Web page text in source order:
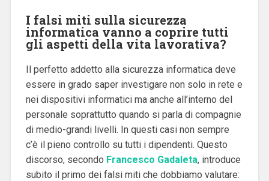
I falsi miti sulla sicurezza
informatica vanno a coprire tutti
gli aspetti della vita lavorativa?
Il perfetto addetto alla sicurezza informatica deve
essere in grado saper investigare non solo in rete e
nei dispositivi informatici ma anche all’interno del
personale soprattutto quando si parla di compagnie
di medio-grandi livelli. In questi casi non sempre
c’è il pieno controllo su tutti i dipendenti. Questo
discorso, secondo Francesco Gadaleta, introduce
subito il primo dei falsi miti che dobbiamo valutare: